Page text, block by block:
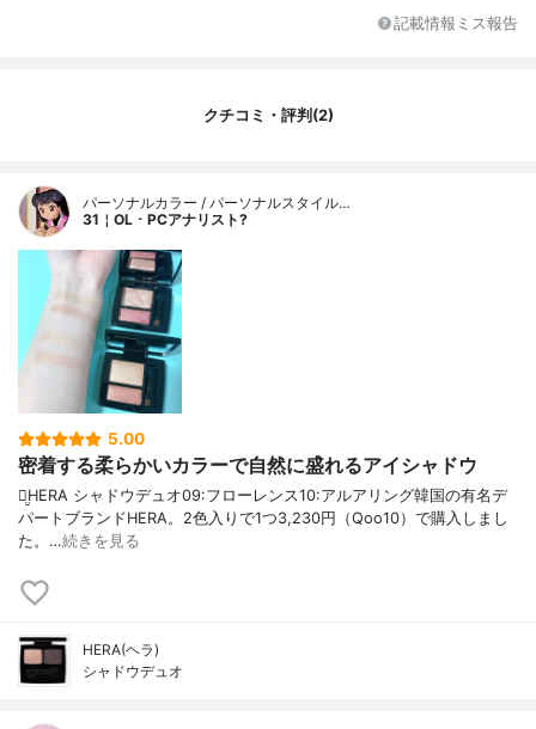
記載情報ミス報告
クチコミ・評判(2)
パーソナルカラー / パーソナルスタイル…
31￤OL ･ PCアナリスト?
5.00
密着する柔らかいカラーで自然に盛れるアイシャドウ
‪ꪔ̤̮HERA シャドウデュオ09:フローレンス10:アルアリング韓国の有名デ
パートブランドHERA。2色入りで1つ3,230円（Qoo10）で購入しまし
た。…続きを見る
HERA(ヘラ)
シャドウデュオ